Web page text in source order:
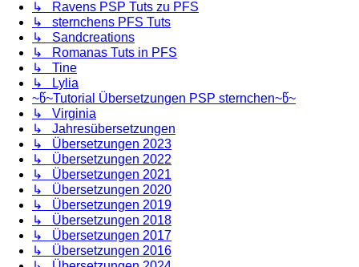
↳ Ravens PSP Tuts zu PFS
↳ sternchens PFS Tuts
↳ Sandcreations
↳ Romanas Tuts in PFS
↳ Tine
↳ Lylia
~წ~Tutorial Übersetzungen PSP sternchen~წ~
↳ Virginia
↳ Jahresübersetzungen
↳ Übersetzungen 2023
↳ Übersetzungen 2022
↳ Übersetzungen 2021
↳ Übersetzungen 2020
↳ Übersetzungen 2019
↳ Übersetzungen 2018
↳ Übersetzungen 2017
↳ Übersetzungen 2016